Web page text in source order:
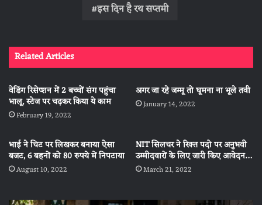
इस दिन है रथ सप्तमी
Related Articles
वेडिंग रिसेप्शन में 2 बच्चों संग पहुंचा
भालू, स्टेज पर चढ़कर किया ये काम
February 19, 2022
अगर जा रहे जम्मू तो घूमना ना भूले तवी
January 14, 2022
भाई ने चिट पर लिखकर बनाया ऐसा
बजट, 6 बहनों को 80 रुपये में निपटाया
August 10, 2022
NIT सिलचर ने रिक्त पदो पर अनुभवी
उम्मीदवारों के लिए जारी किए आवेदन…
March 21, 2022